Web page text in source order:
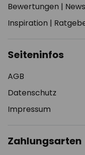
Bewertungen |
Inspiration |
Seiteninfos
AGB
Datenschutz
Impressum
Zahlungsarten